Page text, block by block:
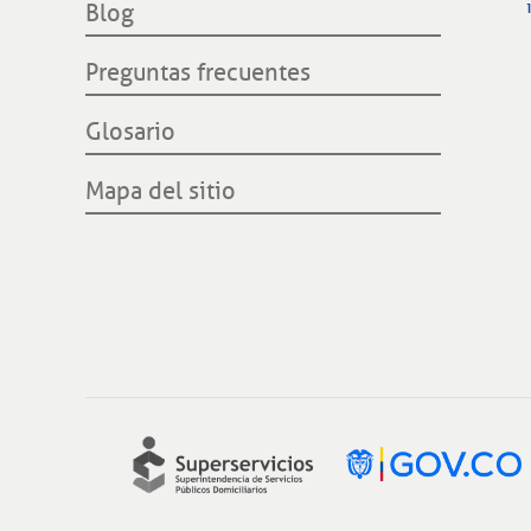
CREG
Blog
Preguntas frecuentes
Glosario
Mapa del sitio